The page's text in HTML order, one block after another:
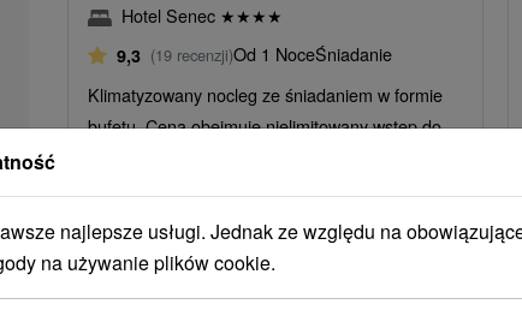
Hotel Senec ★★★★
9,3 (19 recenzji)Od 1 NoceŚniadanie
Klimatyzowany nocleg ze śniadaniem w formie
bufetu. Cena obejmuje nielimitowany wstęp do
najlepsze usługi. Jednak ze względu na
na używanie plików cookie.